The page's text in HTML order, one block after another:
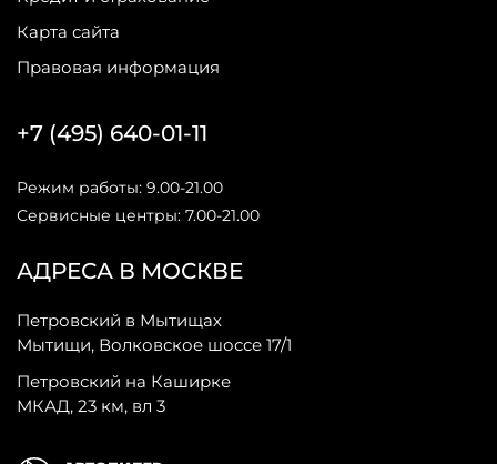
Карта сайта
Правовая информация
АДРЕСА В МОСКВЕ
Петровский в Мытищах
Мытищи, Волковское шоссе 17/1
Петровский на Каширке
МКАД, 23 км, вл 3
+7 (495) 640-01-11
Режим работы: 9.00-21.00
Сервисные центры: 7.00-21.00